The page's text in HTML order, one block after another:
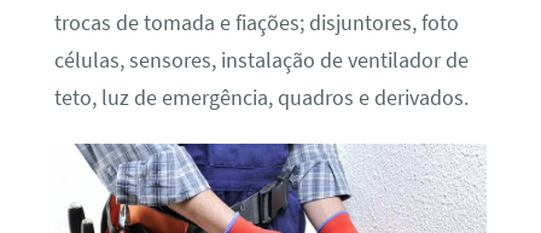
trocas de tomada e fiações; disjuntores, foto
células, sensores, instalação de ventilador de
teto, luz de emergência, quadros e derivados.